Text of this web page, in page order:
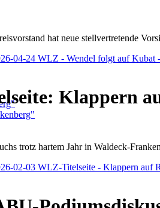
hat neue stellvertretende
04-24 WLZ - Wendel folgt auf
Klappern
trotz hartem Jahr in Waldeck-
02-03 WLZ-Titelseite - Klappern auf